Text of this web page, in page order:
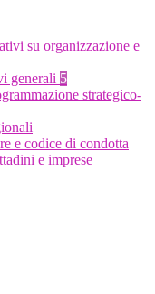
su organizzazione e
generali 5
strategico-
e codice di condotta
e imprese